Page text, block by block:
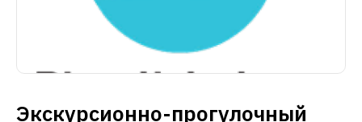
Экскурсионно-прогулочный